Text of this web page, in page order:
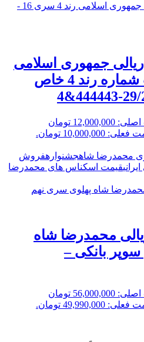
اسکناس 10000 ریالی جمهوری اسلامی
سری 16 – جفت شماره رند 4 خاص
قیمت اصلی: 12,000,000 تومان
10,000,000 تومان.
محمدرضا شاهجشنوارهفروش
قیمت اسکناس های محمدرضا
1000 ریالی محمدرضا شاه
بانکی –
قیمت اصلی: 56,000,000 تومان
49,990,000 تومان.